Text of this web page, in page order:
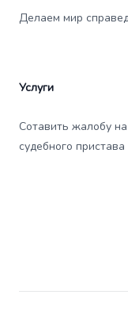
Делаем мир
Услуги
Сотавить жалобу на
судебного пристава